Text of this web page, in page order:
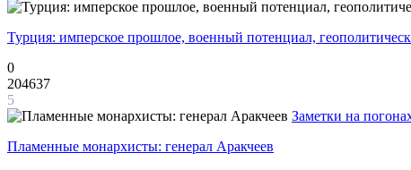
Турция: имперское прошлое, военный потенциал,
0
204637
5
Заметки на
Пламенные монархисты: генерал Аракчеев